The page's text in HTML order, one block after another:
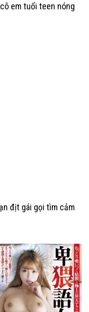
em tuổi teen nóng
địt gái gọi tìm cảm